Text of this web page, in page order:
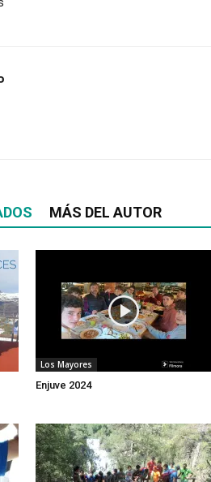
MÁS DEL AUTOR
Los Mayores
Enjuve 2024